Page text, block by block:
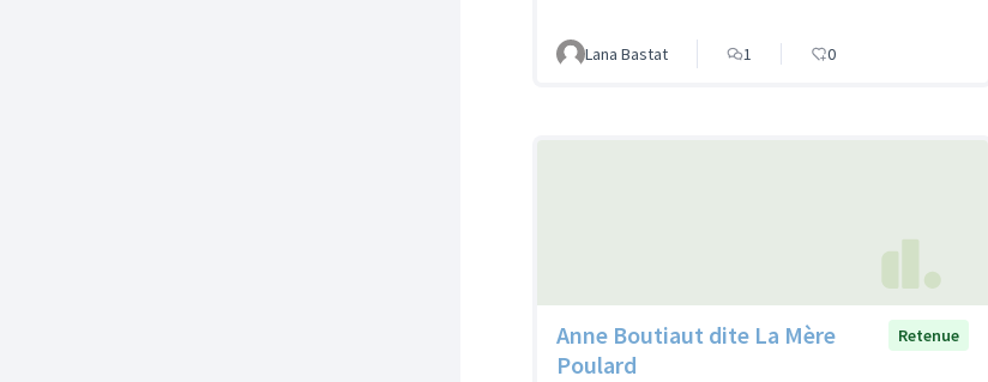
Lana Bastat 1 0
Anne Boutiaut dite La Mère
Poulard
Retenue